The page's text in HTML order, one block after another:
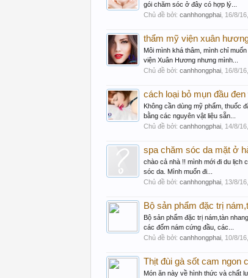
gói chăm sóc ở đây có hợp lý...
Chủ đề bởi: canhhongphai 16/8/16
thẩm mỹ viện xuân
Môi mình khá thâm, mình chỉ
viện Xuân Hương nhưng mình...
Chủ đề bởi: canhhongphai 16/8/16
cách loại bỏ mụn đầu
Không cần dùng mỹ phẩm, thuốc
bằng các nguyên vật liệu sẵn...
Chủ đề bởi: canhhongphai 14/8/16
spa chăm sóc da mặt ở
chào cả nhà !! mình mới đi du lịch
sóc da. Mình muốn đi...
Chủ đề bởi: canhhongphai 13/8/16
Bộ sản phẩm đặc trị
Bộ sản phẩm đặc trị nám,tàn
các đốm nám cứng đầu, các...
Chủ đề bởi: canhhongphai 10/8/16
Thịt đùi gà sốt cam ngon
Món ăn này về hình thức và chất